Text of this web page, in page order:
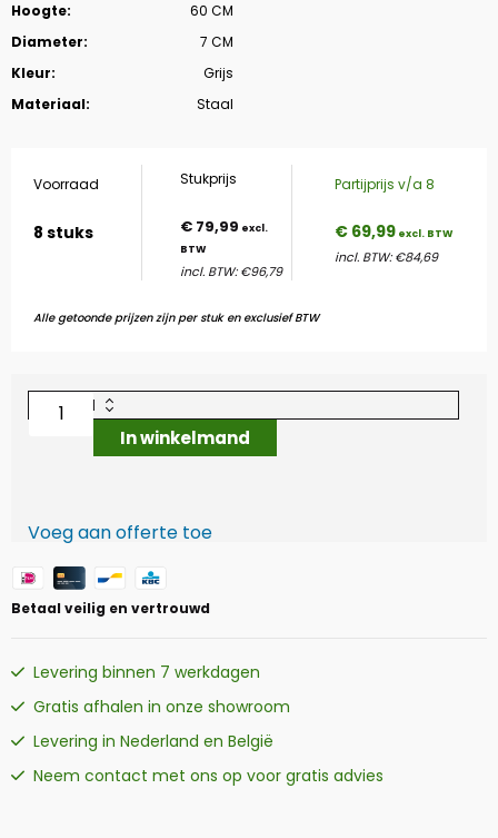
Hoogte:
60 CM
Diameter:
7 CM
Kleur:
Grijs
Materiaal:
Staal
Voorraad
8 stuks
Stukprijs
€79,99
incl. BTW: €96,79
Partijprijs v/a 8
€ 69,99
incl. BTW: €84,69
Alle getoonde prijzen zijn per stuk en exclusief BTW
In winkelmand
Voeg aan offerte toe
Betaal veilig en vertrouwd
Levering binnen 7 werkdagen
Gratis afhalen in onze showroom
Levering in Nederland en België
Neem contact met ons op voor gratis advies